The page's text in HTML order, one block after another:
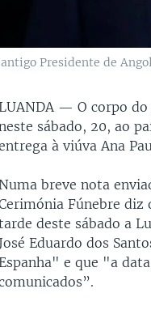
Presidente de
LUANDA —O corpo
sábado, 20, ao
à viúva Ana
Numa breve nota
Fúnebre diz
deste sábado a
Eduardo dos
e que "a